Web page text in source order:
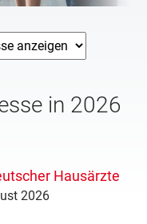
in 2026
Hausärzte
2026